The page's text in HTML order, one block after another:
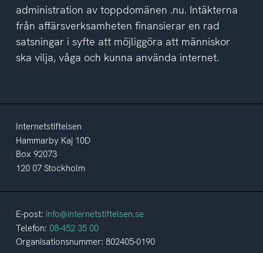
administration av toppdomänen .nu. Intäkterna
från affärsverksamheten finansierar en rad
satsningar i syfte att möjliggöra att människor
ska vilja, våga och kunna använda internet.
Internetstiftelsen
Hammarby Kaj 10D
Box 92073
120 07 Stockholm
E-post: info@internetstiftelsen.se
Telefon: 08-452 35 00
Organisationsnummer: 802405-0190